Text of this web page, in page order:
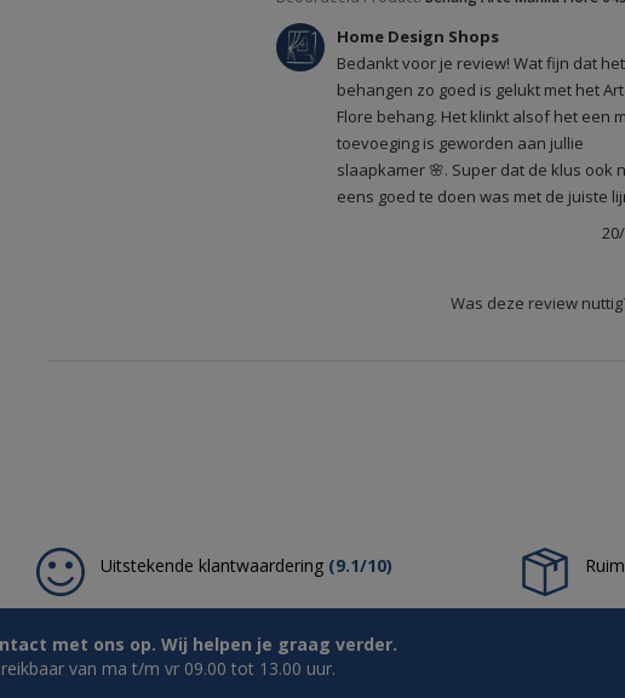
hebben gekozen
een deel van
Reactie van winkeleigenaar op
van Home Design Shops over Wed Aug
Home Design Shops
Bedankt voor je review! Wat fijn dat het
behangen zo goed is gelukt met het
Flore behang. Het klinkt alsof het een
toevoeging is geworden aan jullie
slaapkamer 🌸. Super dat de klus ook
eens goed te doen was met de juiste
Was deze review
Uitstekende klantwaardering (9.1/10)
met ons op. Wij helpen je graag verder.
van ma t/m vr 09.00 tot 13.00 uur.